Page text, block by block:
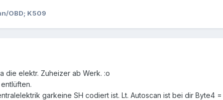
OBD; K509
die elektr. Zuheizer ab Werk. :o
garkeine SH codiert ist. Lt. Autoscan ist bei dir Byte4